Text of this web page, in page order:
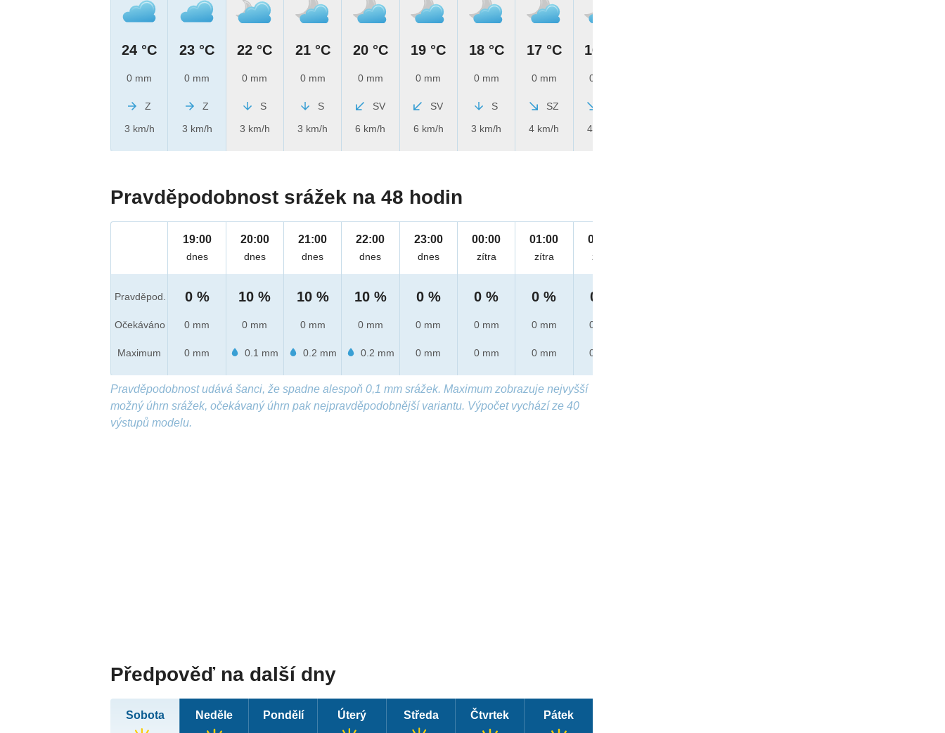
24 °C
0 mm
Z
3 km/h
23 °C
0 mm
Z
3 km/h
22 °C
0 mm
S
3 km/h
21 °C
0 mm
S
3 km/h
20 °C
0 mm
SV
6 km/h
19 °C
0 mm
SV
6 km/h
18 °C
0 mm
S
3 km/h
17 °C
0 mm
SZ
4 km/h
16 °C
0 mm
4 km/h
Pravděpodobnost srážek na 48 hodin
Pravděpod.
Očekáváno
Maximum
19:00
dnes
0 %
0 mm
0 mm
20:00
dnes
10 %
0 mm
0.1 mm
21:00
dnes
10 %
0 mm
0.2 mm
22:00
dnes
10 %
0 mm
0.2 mm
23:00
dnes
0 %
0 mm
0 mm
00:00
zítra
0 %
0 mm
0 mm
01:00
zítra
0 %
0 mm
0 mm
02:00
zítra
0 %
0 mm
0 mm
Pravděpodobnost udává šanci, že spadne alespoň 0,1 mm srážek. Maximum zobrazuje nejvyšší
možný úhrn srážek, očekávaný úhrn pak nejpravděpodobnější variantu. Výpočet vychází ze 40
výstupů modelu.
Předpověď na další dny
Sobota Neděle Pondělí Úterý Středa Čtvrtek Pátek